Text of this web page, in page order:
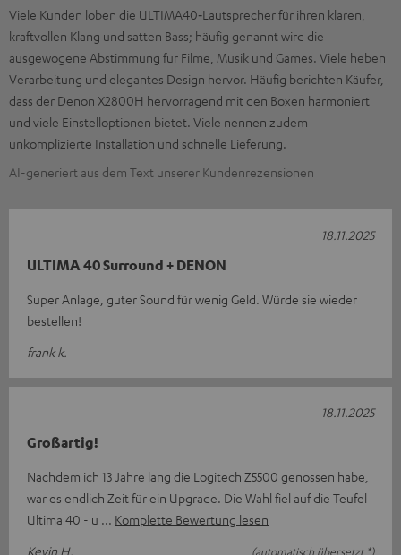
Viele Kunden loben die ULTIMA40‑Lautsprecher für ihren klaren,
kraftvollen Klang und satten Bass; häufig genannt wird die
ausgewogene Abstimmung für Filme, Musik und Games. Viele heben
Verarbeitung und elegantes Design hervor. Häufig berichten Käufer,
dass der Denon X2800H hervorragend mit den Boxen harmoniert
und viele Einstelloptionen bietet. Viele nennen zudem
unkomplizierte Installation und schnelle Lieferung.
AI-generiert aus dem Text unserer Kundenrezensionen
ULTIMA 40 Surround + DENON
Super Anlage, guter Sound für wenig Geld. Würde sie wieder
bestellen!
frank k.
18.11.2025
Großartig!
Nachdem ich 13 Jahre lang die Logitech Z5500 genossen habe,
war es endlich Zeit für ein Upgrade. Die Wahl fiel auf die Teufel
Ultima 40 - u
Komplette Bewertung lesen
Kevin H.
(automatisch übersetzt *)
18.11.2025